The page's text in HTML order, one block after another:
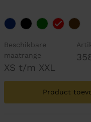
Beschikbare
maatrange
XS t/m XXL
Product